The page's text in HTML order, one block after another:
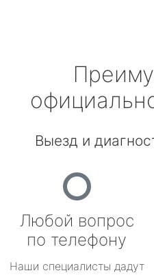
Выезд и
Любой вопрос
по телефону
Наши специалисты дадут